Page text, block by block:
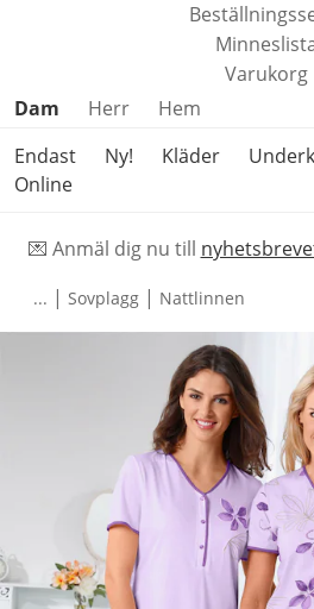
Varukorg
Hoppa över produktkategorier
Dam Herr
Hem
Endast
Online
Ny! Kläder
💌 Anmäl dig nu till
... | Sovplagg | Nattlinnen